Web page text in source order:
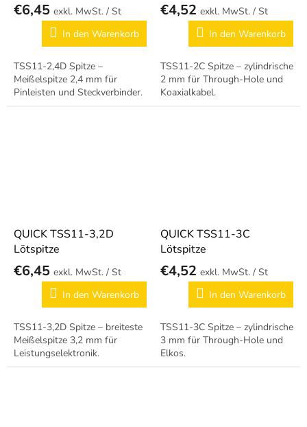
€6,45
/ St
In den Warenkorb
TSS11-2,4D Spitze –
Meißelspitze 2,4 mm für
Pinleisten und Steckverbinder.
€4,52
/ St
In den Warenkorb
TSS11-2C Spitze – zylindrische
2 mm für Through-Hole und
Koaxialkabel.
QUICK TSS11-3,2D
Lötspitze
€6,45
/ St
In den Warenkorb
TSS11-3,2D Spitze – breiteste
Meißelspitze 3,2 mm für
Leistungselektronik.
QUICK TSS11-3C
Lötspitze
€4,52
/ St
In den Warenkorb
TSS11-3C Spitze – zylindrische
3 mm für Through-Hole und
Elkos.